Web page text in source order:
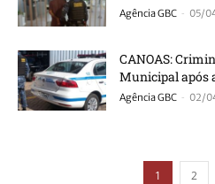
Agência GBC - 05/
CANOAS:
Municipal após
Agência GBC - 02/
1 2